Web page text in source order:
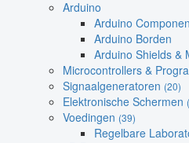
Arduino
Arduino
Arduino Borden
Arduino Shields &
Microcontrollers &
Signaalgeneratoren (20)
Elektronische Schermen
Voedingen (39)
Regelbare